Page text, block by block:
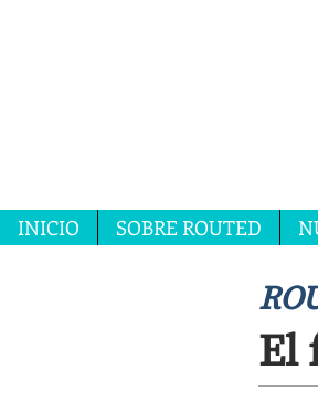
INICIO SOBRE ROUTED
El